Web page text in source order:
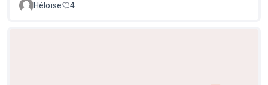
Héloïse 4